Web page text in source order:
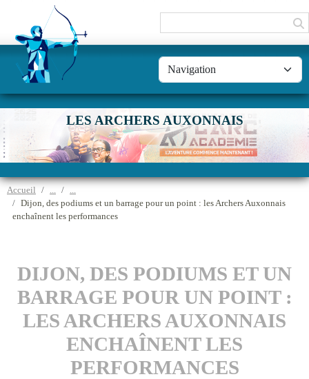
LES ARCHERS AUXONNAIS
Accueil
Dijon, des podiums et un barrage pour un point : les Archers Auxonnais
enchaînent les performances
DIJON, DES PODIUMS ET UN
BARRAGE POUR UN POINT :
LES ARCHERS AUXONNAIS
ENCHAÎNENT LES
PERFORMANCES
Panneau de gestion des cookies